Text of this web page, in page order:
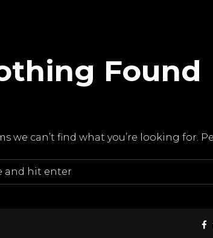
Found
we can’t find what you’re looking for.